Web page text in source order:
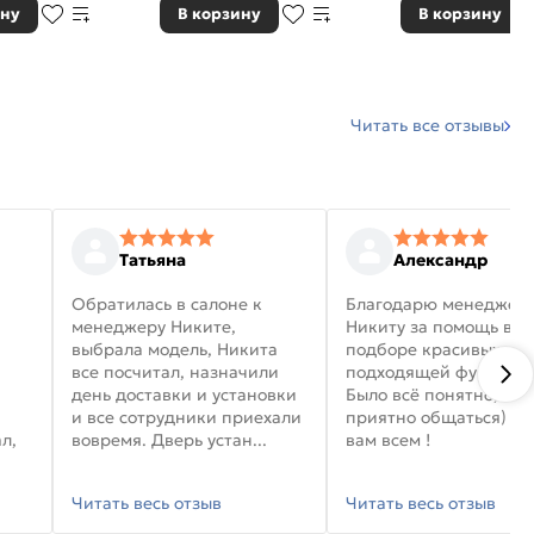
В корзину В корзину
Читать все отзывы
Татьяна
Обратилась в салоне к
менеджеру Никите,
выбрала модель, Никита
все посчитал, назначили
день доставки и установки
и все сотрудники приехали
вовремя. Дверь устан...
Читать весь отзыв
Александр
Благодарю
Никиту за помощь в
подборе красивых
подходящей
Было всё понятно, и
приятно общаться)
вам всем !
Читать весь отзыв